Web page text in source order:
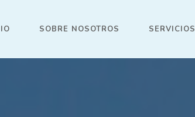
SOBRE NOSOTROS SERVICIOS